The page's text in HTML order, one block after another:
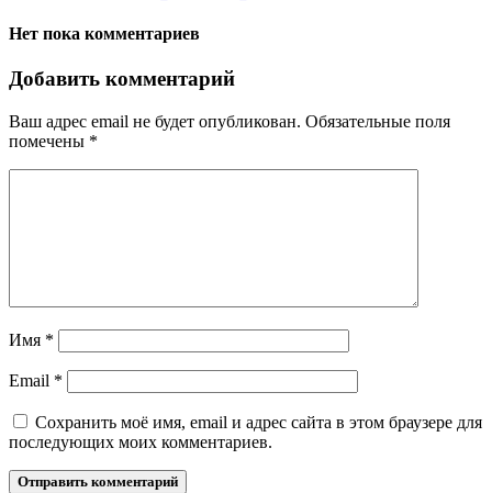
Нет пока комментариев
Добавить комментарий
Ваш адрес email не будет опубликован. Обязательные поля
помечены *
Имя *
Email *
Сохранить моё имя, email и адрес сайта в этом браузере для
последующих моих комментариев.